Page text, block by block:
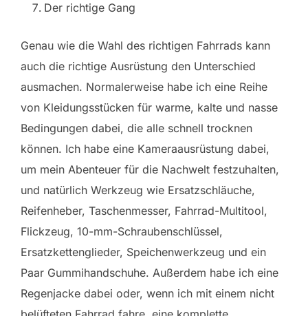
Der richtige Gang
Genau wie die Wahl des richtigen Fahrrads kann
auch die richtige Ausrüstung den Unterschied
ausmachen. Normalerweise habe ich eine Reihe
von Kleidungsstücken für warme, kalte und nasse
Bedingungen dabei, die alle schnell trocknen
können. Ich habe eine Kameraausrüstung dabei,
um mein Abenteuer für die Nachwelt festzuhalten,
und natürlich Werkzeug wie Ersatzschläuche,
Reifenheber, Taschenmesser, Fahrrad-Multitool,
Flickzeug, 10-mm-Schraubenschlüssel,
Ersatzkettenglieder, Speichenwerkzeug und ein
Paar Gummihandschuhe. Außerdem habe ich eine
Regenjacke dabei oder, wenn ich mit einem nicht